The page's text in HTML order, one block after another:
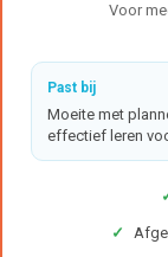
Voor
Past bij
Moeite met
effectief leren
✓